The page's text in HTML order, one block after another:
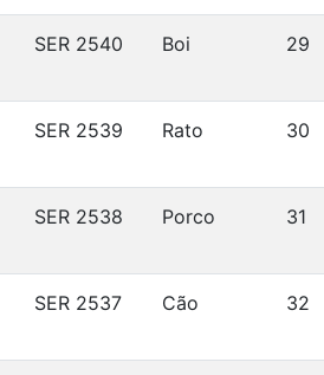
SER 2540 Boi 29
SER 2539 Rato 30
SER 2538 Porco 31
SER 2537 Cão 32